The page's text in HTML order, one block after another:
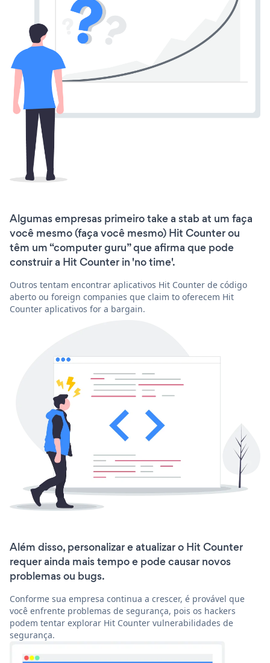
Algumas empresas primeiro take a stab at um faça
você mesmo (faça você mesmo) Hit Counter ou
têm um “computer guru” que afirma que pode
construir a Hit Counter in 'no time'.
Outros tentam encontrar aplicativos Hit Counter de código
aberto ou foreign companies que claim to oferecem Hit
Counter aplicativos for a bargain.
Além disso, personalizar e atualizar o Hit Counter
requer ainda mais tempo e pode causar novos
problemas ou bugs.
Conforme sua empresa continua a crescer, é provável que
você enfrente problemas de segurança, pois os hackers
podem tentar explorar Hit Counter vulnerabilidades de
segurança.